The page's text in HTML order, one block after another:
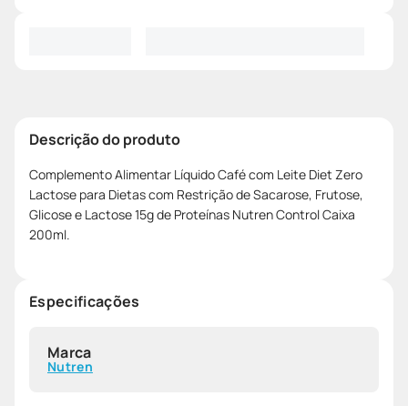
Descrição do produto
Complemento Alimentar Líquido Café com Leite Diet Zero
Lactose para Dietas com Restrição de Sacarose, Frutose,
Glicose e Lactose 15g de Proteínas Nutren Control Caixa
200ml.
Especificações
Marca
Nutren